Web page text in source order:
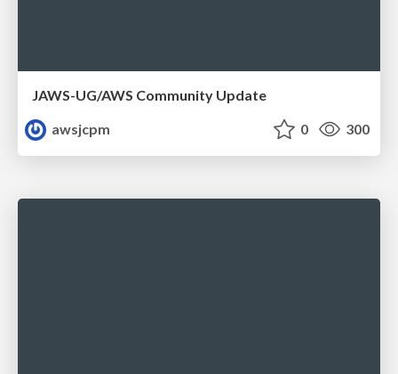
JAWS-UG/AWS Community Update
awsjcpm
0 300